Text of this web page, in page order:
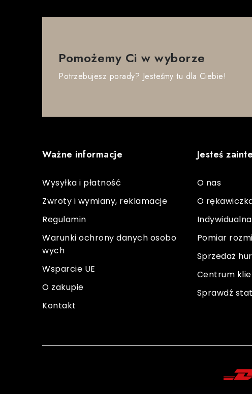
Pomożemy Ci w wyborze
Potrzebujesz porady? Jesteśmy tu dla Ciebie!
Ważne informacje
Wysyłka i płatność
Zwroty i wymiany, reklamacje
Regulamin
Warunki ochrony danych osobo
wych
Wsparcie UE
O zakupie
Kontakt
Jesteś
O nas
O
Pomiar
Sprzedaż
Centrum
Sprawdź